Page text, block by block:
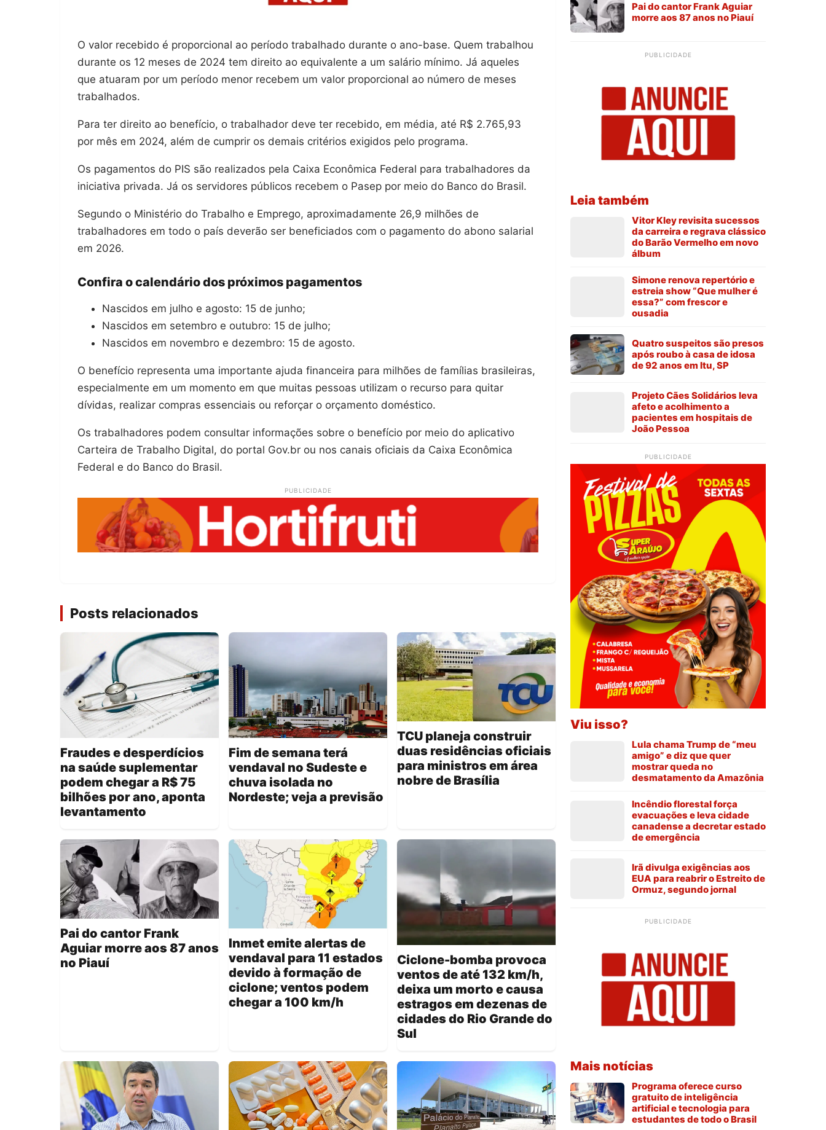
O valor recebido é proporcional ao período trabalhado durante o ano-base. Quem trabalhou
durante os 12 meses de 2024 tem direito ao equivalente a um salário mínimo. Já aqueles
que atuaram por um período menor recebem um valor proporcional ao número de meses
trabalhados.
Para ter direito ao benefício, o trabalhador deve ter recebido, em média, até R$ 2.765,93
por mês em 2024, além de cumprir os demais critérios exigidos pelo programa.
Os pagamentos do PIS são realizados pela Caixa Econômica Federal para trabalhadores da
iniciativa privada. Já os servidores públicos recebem o Pasep por meio do Banco do Brasil.
Segundo o Ministério do Trabalho e Emprego, aproximadamente 26,9 milhões de
trabalhadores em todo o país deverão ser beneficiados com o pagamento do abono salarial
em 2026.
Confira o calendário dos próximos pagamentos
Nascidos em julho e agosto: 15 de junho;
Nascidos em setembro e outubro: 15 de julho;
Nascidos em novembro e dezembro: 15 de agosto.
O benefício representa uma importante ajuda financeira para milhões de famílias brasileiras,
especialmente em um momento em que muitas pessoas utilizam o recurso para quitar
dívidas, realizar compras essenciais ou reforçar o orçamento doméstico.
Os trabalhadores podem consultar informações sobre o benefício por meio do aplicativo
Carteira de Trabalho Digital, do portal Gov.br ou nos canais oficiais da Caixa Econômica
Federal e do Banco do Brasil.
PUBLICIDADE
Posts relacionados
Fraudes e desperdícios
na saúde suplementar
podem chegar a R$ 75
bilhões por ano, aponta
levantamento
Fim de semana terá
vendaval no Sudeste e
chuva isolada no
Nordeste; veja a previsão
TCU planeja construir
duas residências oficiais
para ministros em área
nobre de Brasília
Pai do cantor Frank
Aguiar morre aos 87 anos
no Piauí
Inmet emite alertas de
vendaval para 11 estados
devido à formação de
ciclone; ventos podem
chegar a 100 km/h
Ciclone-bomba provoca
ventos de até 132 km/h,
deixa um morto e causa
estragos em dezenas de
cidades do Rio Grande do
Sul
Pai do cantor Frank Aguiar
morre aos 87 anos no Piauí
PUBLICIDADE
Leia também
Vitor Kley revisita sucessos
da carreira e regrava clássico
do Barão Vermelho em novo
álbum
Simone renova repertório e
estreia show “Que mulher é
essa?” com frescor e
ousadia
Quatro suspeitos são presos
após roubo à casa de idosa
de 92 anos em Itu, SP
Projeto Cães Solidários leva
afeto e acolhimento a
pacientes em hospitais de
João Pessoa
PUBLICIDADE
Viu isso?
Lula chama Trump de “meu
amigo” e diz que quer
mostrar queda no
desmatamento da Amazônia
Incêndio florestal força
evacuações e leva cidade
canadense a decretar estado
de emergência
Irã divulga exigências aos
EUA para reabrir o Estreito de
Ormuz, segundo jornal
PUBLICIDADE
Mais notícias
Programa oferece curso
gratuito de inteligência
artificial e tecnologia para
estudantes de todo o Brasil